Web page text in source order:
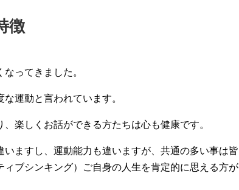
徴
ってきました。
運動と言われています。
楽しくお話ができる方たちは心も健康です。
ますし、運動能力も違いますが、共通の多い事は皆
ブシンキング）ご自身の人生を肯定的に思える方が